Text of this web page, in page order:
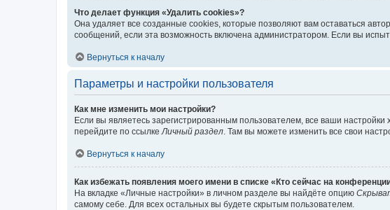
Что делает функция «Удалить cookies»?
Она удаляет все созданные cookies, которые позволяют вам оставаться
сообщений, если эта возможность включена администратором. Если вы
Вернуться к началу
Параметры и настройки пользователя
Как мне изменить мои настройки?
Если вы являетесь зарегистрированным пользователем, все ваши
перейдите по ссылке Личный раздел . Там вы можете изменить все свои
Вернуться к началу
Как избежать появления моего имени в списке «Кто сейчас на
На вкладке «Личные настройки» в личном разделе вы найдёте опцию
самому себе. Для всех остальных вы будете скрытым пользователем.